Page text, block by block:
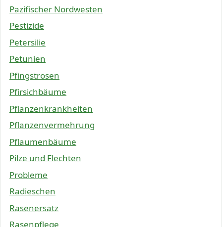
Pazifischer Nordwesten
Pestizide
Petersilie
Petunien
Pfingstrosen
Pfirsichbäume
Pflanzenkrankheiten
Pflanzenvermehrung
Pflaumenbäume
Pilze und Flechten
Probleme
Radieschen
Rasenersatz
Rasenpflege